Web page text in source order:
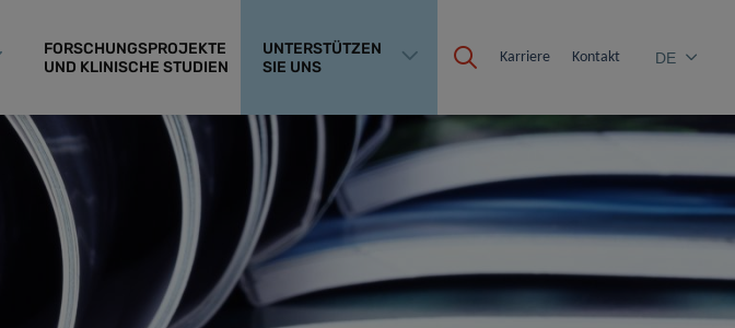
FORSCHUNGSPROJEKTE
UND KLINISCHE STUDIEN
UNTERSTÜTZEN
SIE UNS
Karriere Kontakt DE